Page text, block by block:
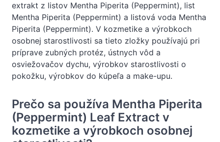
extrakt z listov Mentha Piperita (Peppermint), list
Mentha Piperita (Peppermint) a listová voda Mentha
Piperita (Peppermint). V kozmetike a výrobkoch
osobnej starostlivosti sa tieto zložky používajú pri
príprave zubných protéz, ústnych vôd a
osviežovačov dychu, výrobkov starostlivosti o
pokožku, výrobkov do kúpeľa a make-upu.
Prečo sa používa Mentha Piperita
(Peppermint) Leaf Extract v
kozmetike a výrobkoch osobnej